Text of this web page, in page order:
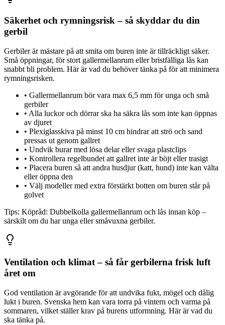
Säkerhet och rymningsrisk – så skyddar du din
gerbil
Gerbiler är mästare på att smita om buren inte är tillräckligt säker.
Små öppningar, för stort gallermellanrum eller bristfälliga lås kan
snabbt bli problem. Här är vad du behöver tänka på för att minimera
rymningsrisken.
• Gallermellanrum bör vara max 6,5 mm för unga och små
gerbiler
• Alla luckor och dörrar ska ha säkra lås som inte kan öppnas
av djuret
• Plexiglasskiva på minst 10 cm hindrar att strö och sand
pressas ut genom gallret
• Undvik burar med lösa delar eller svaga plastclips
• Kontrollera regelbundet att gallret inte är böjt eller trasigt
• Placera buren så att andra husdjur (katt, hund) inte kan välta
eller öppna den
• Välj modeller med extra förstärkt botten om buren står på
golvet
Tips: Köpråd: Dubbelkolla gallermellanrum och lås innan köp –
särskilt om du har unga eller småvuxna gerbiler.
Ventilation och klimat – så får gerbilerna frisk luft
året om
God ventilation är avgörande för att undvika fukt, mögel och dålig
lukt i buren. Svenska hem kan vara torra på vintern och varma på
sommaren, vilket ställer krav på burens utformning. Här är vad du
ska tänka på.